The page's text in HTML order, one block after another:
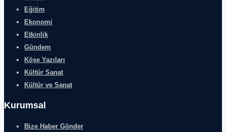
Eğitim
Ekonomi
Etkinlik
Gündem
Köşe Yazıları
Kültür Sanat
Kültür ve Sanat
Kurumsal
Bize Haber Gönder